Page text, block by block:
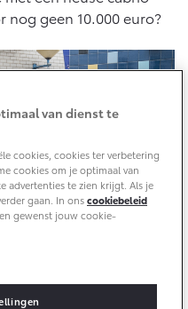
Corolla Touring Sports
Vanaf € 35.495,-
nog geen 10.000 euro?
van dienst te
cookies, cookies ter verbetering
cookies om je optimaal van
advertenties te zien krijgt. Als je
gaan. In onscookiebeleid
gewenst jouw cookie-